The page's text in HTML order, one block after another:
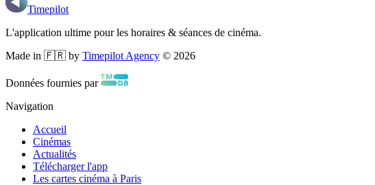
Timepilot
L'application ultime pour les horaires & séances de cinéma.
Made in 🇫🇷 by Timepilot Agency © 2026
Données fournies par
Navigation
Accueil
Cinémas
Actualités
Télécharger l'app
Les cartes cinéma à Paris